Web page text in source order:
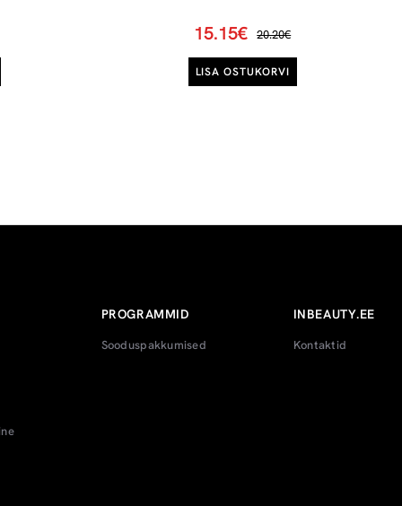
15.15€ 20.20€
LISA OSTUKORVI
PROGRAMMID
Sooduspakkumised
INBEAUTY.EE
Kontaktid